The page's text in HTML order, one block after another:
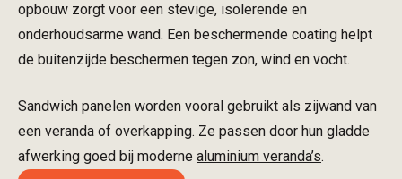
opbouw zorgt voor een stevige, isolerende en
onderhoudsarme wand. Een beschermende coating helpt
de buitenzijde beschermen tegen zon, wind en vocht.
Sandwich panelen worden vooral gebruikt als zijwand van
een veranda of overkapping. Ze passen door hun gladde
afwerking goed bij moderne aluminium veranda’s.